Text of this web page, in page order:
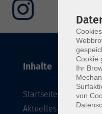
Inhalte
Startseite
Aktuelles
Cookie
Ihr
von